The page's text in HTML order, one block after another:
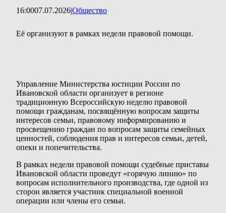
16:0007.07.2026|Общество
Её организуют в рамках недели правовой помощи.
Управление Министерства юстиции России по
Ивановской области организует в регионе
традиционную Всероссийскую неделю правовой
помощи гражданам, посвящённую вопросам защиты
интересов семьи, правовому информированию и
просвещению граждан по вопросам защиты семейных
ценностей, соблюдения прав и интересов семьи, детей,
опеки и попечительства.
В рамках недели правовой помощи судебные приставы
Ивановской области проведут «горячую линию» по
вопросам исполнительного производства, где одной из
сторон является участник специальной военной
операции или члены его семьи.